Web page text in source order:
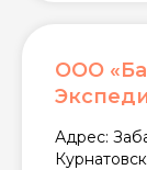
ООО
Адрес: